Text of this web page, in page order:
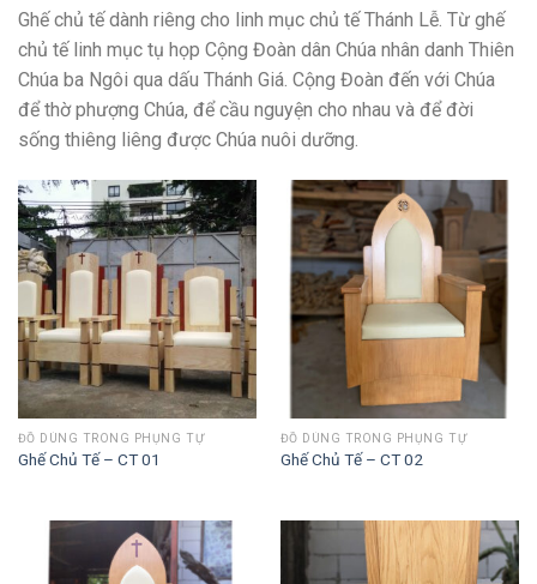
Ghế chủ tế dành riêng cho linh mục chủ tế Thánh Lễ. Từ ghế
chủ tế linh mục tụ họp Cộng Đoàn dân Chúa nhân danh Thiên
Chúa ba Ngôi qua dấu Thánh Giá. Cộng Đoàn đến với Chúa
để thờ phượng Chúa, để cầu nguyện cho nhau và để đời
sống thiêng liêng được Chúa nuôi dưỡng.
ĐỒ DÙNG TRONG PHỤNG TỰ
Ghế Chủ Tế – CT 01
ĐỒ DÙNG TRONG PHỤNG TỰ
Ghế Chủ Tế – CT 02